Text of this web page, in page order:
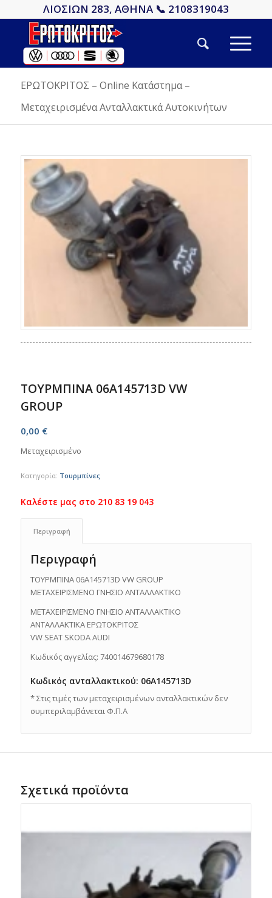
ΛΙΟΣΙΩΝ 283, ΑΘΗΝΑ 📞 2108319043
ΕΡΩΤΟΚΡΙΤΟΣ – Online Κατάστημα –
Μεταχειρισμένα Ανταλλακτικά Αυτοκινήτων
ΤΟΥΡΜΠΙΝΑ 06A145713D VW
GROUP
0,00 €
Μεταχειρισμένο
Κατηγορία: Τουρμπίνες
Περιγραφή
Περιγραφή
ΤΟΥΡΜΠΙΝΑ 06A145713D VW GROUP
ΜΕΤΑΧΕΙΡΙΣΜΕΝΟ ΓΝΗΣΙΟ ΑΝΤΑΛΛΑΚΤΙΚO
ΜΕΤΑΧΕΙΡΙΣΜΕΝΟ ΓΝΗΣΙΟ ΑΝΤΑΛΛΑΚΤΙΚO
ΑΝΤΑΛΛΑΚΤΙΚΑ ΕΡΩΤΟΚΡΙΤΟΣ
VW SEAT SKODA AUDI
Κωδικός αγγελίας: 740014679680178
Κωδικός ανταλλακτικού: 06A145713D
* Στις τιμές των μεταχειρισμένων ανταλλακτικών δεν
συμπεριλαμβάνεται Φ.Π.Α
Σχετικά προϊόντα